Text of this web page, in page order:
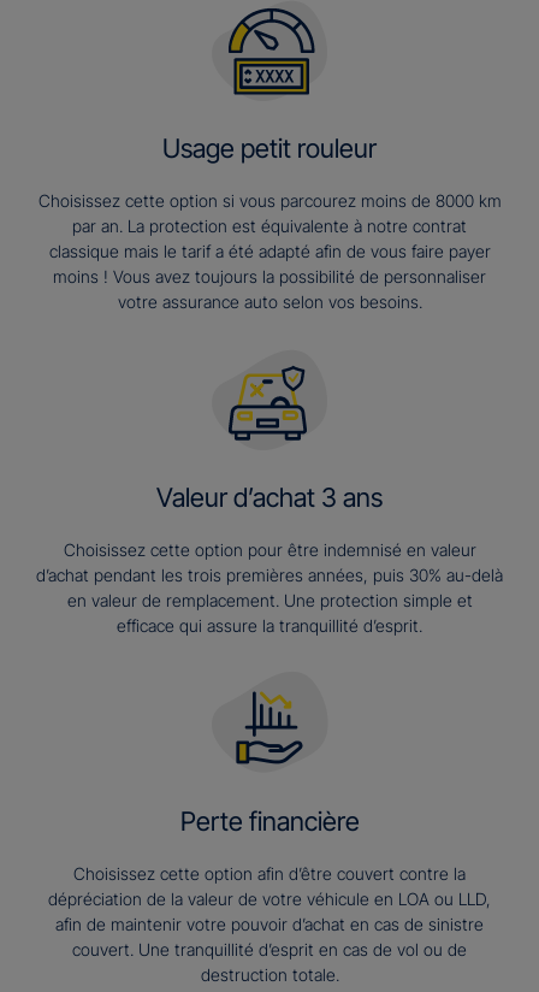
Usage petit rouleur
Choisissez cette option si vous parcourez moins de 8000 km
par an. La protection est équivalente à notre contrat
classique mais le tarif a été adapté afin de vous faire payer
moins ! Vous avez toujours la possibilité de personnaliser
votre assurance auto selon vos besoins.
Valeur d’achat 3 ans​
Choisissez cette option pour être indemnisé en valeur
d’achat pendant les trois premières années, puis 30% au-delà
en valeur de remplacement. Une protection simple et
efficace qui assure la tranquillité d’esprit.
Perte financière
Choisissez cette option afin d’être couvert contre la
dépréciation de la valeur de votre véhicule en LOA ou LLD,
afin de maintenir votre pouvoir d’achat en cas de sinistre
couvert. Une tranquillité d’esprit en cas de vol ou de
destruction totale.